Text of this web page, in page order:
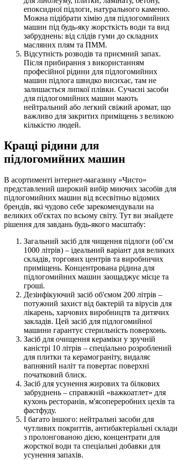
епоксидної підлоги, натурального каменю.
Можна підібрати хімію для підлогомийних
машин під будь-яку жорсткість води та вид
забруднень: від слідів гуми до складних
масляних плям та ПММ.
Відсутність розводів та приємний запах.
Після прибирання з використанням
професійної рідини для підлогомийних
машин підлога швидко висихає, там не
залишається липкої плівки. Сучасні засоби
для підлогомийних машин мають
нейтральний або легкий свіжий аромат, що
важливо для закритих приміщень з великою
кількістю людей.
Кращі рідини для
підлогомийних машин
В асортименті інтернет-магазину «Чисто»
представлений широкий вибір миючих засобів для
підлогомийних машин від всесвітньо відомих
брендів, які чудово себе зарекомендували на
великих об'єктах по всьому світу. Тут ви знайдете
рішення для завдань будь-якого масштабу:
Загальний засіб для чищення підлоги (об’єм
1000 літрів) – ідеальний варіант для великих
складів, торгових центрів та виробничих
приміщень. Концентрована рідина для
підлогомийних машин заощаджує місце та
гроші.
Дезінфікуючий засіб об'ємом 200 літрів –
потужний захист від бактерій та вірусів для
лікарень, харчових виробництв та дитячих
закладів. Цей засіб для підлогомийної
машини гарантує стерильність поверхонь.
Засіб для очищення кераміки у зручній
каністрі 10 літрів – спеціально розроблений
для плитки та керамограніту, видаляє
вапняний наліт та повертає поверхні
початковий блиск.
Засіб для усунення жирових та білкових
забруднень – справжній «важкоатлет» для
кухонь ресторанів, м'ясопереробних цехів та
фастфуду.
І багато іншого: нейтральні засоби для
чутливих покриттів, антибактеріальні склади
з пролонгованою дією, концентрати для
жорсткої води та спеціальні добавки для
усунення запахів.